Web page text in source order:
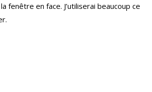
fenêtre en face. J’utiliserai beaucoup ce